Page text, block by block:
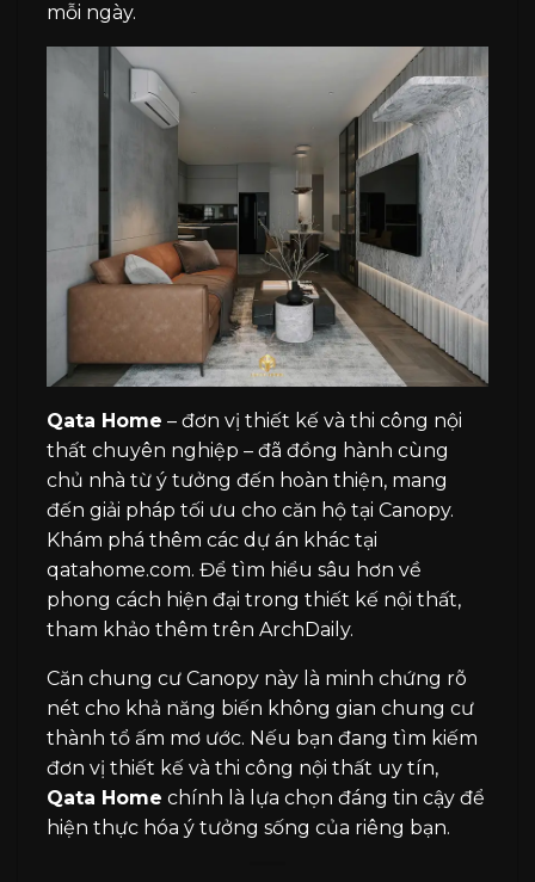
mỗi ngày.
Qata Home – đơn vị thiết kế và thi công nội
thất chuyên nghiệp – đã đồng hành cùng
chủ nhà từ ý tưởng đến hoàn thiện, mang
đến giải pháp tối ưu cho căn hộ tại Canopy.
Khám phá thêm các dự án khác tại
qatahome.com. Để tìm hiểu sâu hơn về
phong cách hiện đại trong thiết kế nội thất,
tham khảo thêm trên ArchDaily.
Căn chung cư Canopy này là minh chứng rõ
nét cho khả năng biến không gian chung cư
thành tổ ấm mơ ước. Nếu bạn đang tìm kiếm
đơn vị thiết kế và thi công nội thất uy tín,
Qata Home chính là lựa chọn đáng tin cậy để
hiện thực hóa ý tưởng sống của riêng bạn.